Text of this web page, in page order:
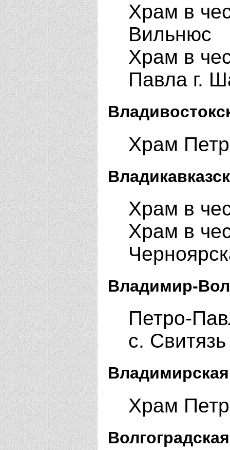
Храм в
Вильнюс
Храм в
Павла г.
Храм
Храм в
Храм в
Владимир-
Петро-
с.
Храм